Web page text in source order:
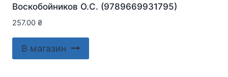
Воскобойников О.С. (9789669931795)
257.00 ₴
В магазин